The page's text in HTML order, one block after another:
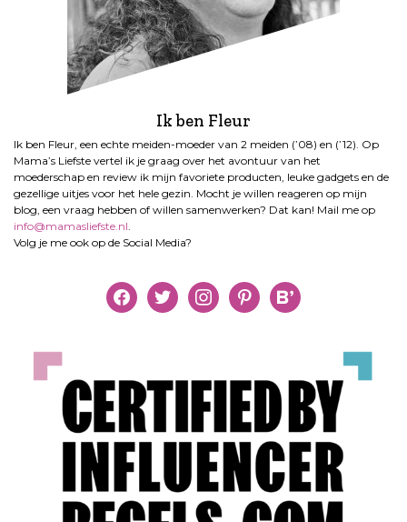
Ik ben Fleur
Ik ben Fleur, een echte meiden-moeder van 2 meiden (’08) en (’12). Op
Mama’s Liefste vertel ik je graag over het avontuur van het
moederschap en review ik mijn favoriete producten, leuke gadgets en de
gezellige uitjes voor het hele gezin. Mocht je willen reageren op mijn
blog, een vraag hebben of willen samenwerken? Dat kan! Mail me op
info@mamasliefste.nl
Volg je me ook op de Social Media?
facebooktwitter instagrampinterestbloglovin